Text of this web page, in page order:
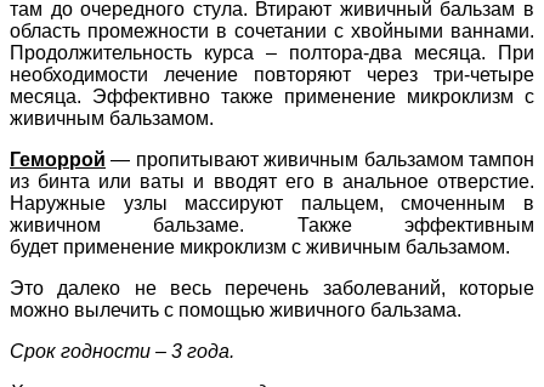
там до очередного стула. Втирают живичный бальзам в
область промежности в сочетании с хвойными ваннами.
Продолжительность курса – полтора-два месяца. При
необходимости лечение повторяют через три-четыре
месяца. Эффективно также применение микроклизм с
живичным бальзамом.
Геморрой — пропитывают живичным бальзамом тампон
из бинта или ваты и вводят его в анальное отверстие.
Наружные узлы массируют пальцем, смоченным в
живичном бальзаме. Также эффективным
будет применение микроклизм с живичным бальзамом.
Это далеко не весь перечень заболеваний, которые
можно вылечить с помощью живичного бальзама.
Срок годности – 3 года.